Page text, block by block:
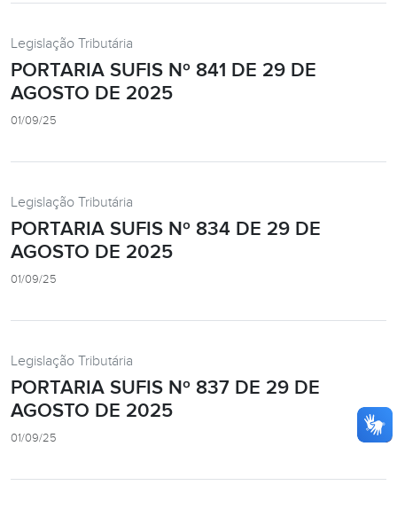
Legislação Tributária
PORTARIA SUFIS Nº 841 DE 29 DE
AGOSTO DE 2025
01/09/25
Legislação Tributária
PORTARIA SUFIS Nº 834 DE 29 DE
AGOSTO DE 2025
01/09/25
Legislação Tributária
PORTARIA SUFIS Nº 837 DE 29 DE
AGOSTO DE 2025
01/09/25